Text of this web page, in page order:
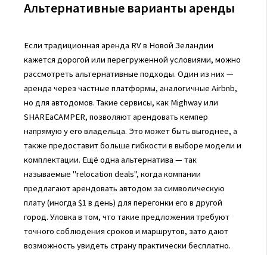
Альтернативные варианты аренды
Если традиционная аренда RV в Новой Зеландии
кажется дорогой или перегруженной условиями, можно
рассмотреть альтернативные подходы. Один из них —
аренда через частные платформы, аналогичные Airbnb,
но для автодомов. Такие сервисы, как Mighway или
SHAREaCAMPER, позволяют арендовать кемпер
напрямую у его владельца. Это может быть выгоднее, а
также предоставит больше гибкости в выборе модели и
комплектации. Ещё одна альтернатива — так
называемые "relocation deals", когда компании
предлагают арендовать автодом за символическую
плату (иногда $1 в день) для перегонки его в другой
город. Уловка в том, что такие предложения требуют
точного соблюдения сроков и маршрутов, зато дают
возможность увидеть страну практически бесплатно.